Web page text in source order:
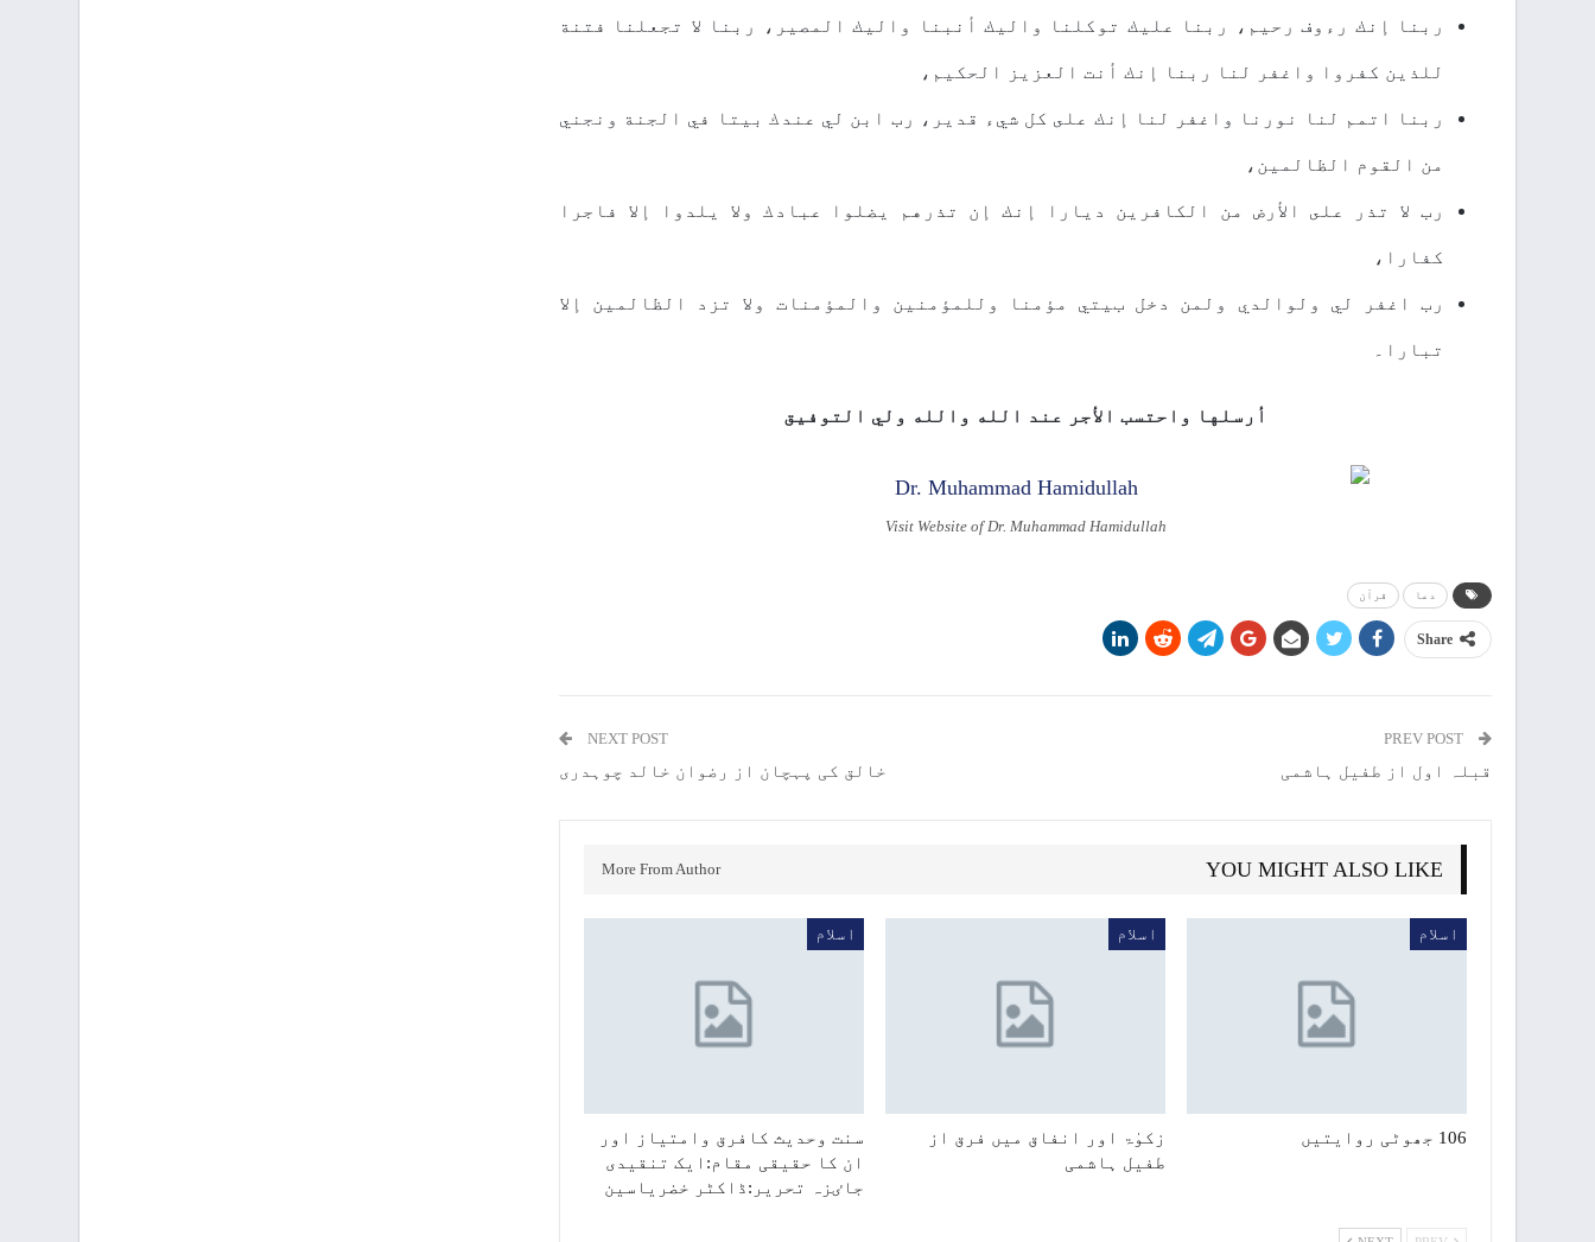
ﺭﺑﻨﺎ ﺇﻧﻚ ﺭﺀﻭﻑ ﺭﺣﻴﻢ، ﺭﺑﻨﺎ ﻋﻠﻴﻚ ﺗﻮﻛﻠﻨﺎ ﻭﺍﻟﻴﻚ ﺃﻧﺒﻨﺎ ﻭﺍﻟﻴﻚ ﺍﻟﻤﺼﻴﺮ، ﺭﺑﻨﺎ ﻻ ﺗﺠﻌﻠﻨﺎ ﻓﺘﻨﺔ
ﻟﻠﺬﻳﻦ ﻛﻔﺮﻭﺍ ﻭﺍﻏﻔﺮ ﻟﻨﺎ ﺭﺑﻨﺎ ﺇﻧﻚ ﺃﻧﺖ ﺍﻟﻌﺰﻳﺰ ﺍﻟﺤﻜﻴﻢ،
ﺭﺑﻨﺎ ﺍﺗﻤﻢ ﻟﻨﺎ ﻧﻮﺭﻧﺎ ﻭﺍﻏﻔﺮ ﻟﻨﺎ ﺇﻧﻚ ﻋﻠﻰ ﻛﻞ ﺷﻲﺀ ﻗﺪﻳﺮ، ﺭﺏ ﺍﺑﻦ ﻟﻲ ﻋﻨﺪﻙ ﺑﻴﺘﺎ ﻓﻲ ﺍﻟﺠﻨﺔ ﻭﻧﺠﻨﻲ
ﻣﻦ ﺍﻟﻘﻮﻡ ﺍﻟﻈﺎﻟﻤﻴﻦ،
ﺭﺏ ﻻ ﺗﺬﺭ ﻋﻠﻰ ﺍﻷﺭﺽ ﻣﻦ ﺍﻟﻜﺎﻓﺮﻳﻦ ﺩﻳﺎﺭﺍ ﺇﻧﻚ ﺇﻥ ﺗﺬﺭﻫﻢ ﻳﻀﻠﻮﺍ ﻋﺒﺎﺩﻙ ﻭﻻ ﻳﻠﺪﻭﺍ ﺇﻻ ﻓﺎﺟﺮﺍ
ﻛﻔﺎﺭﺍ،
ﺭﺏ ﺍﻏﻔﺮ ﻟﻲ ﻭﻟﻮﺍﻟﺪﻱ ﻭﻟﻤﻦ ﺩﺧﻞ بﻴﺘﻲ ﻣﺆﻣﻨﺎ ﻭﻟﻠﻤﺆﻣﻨﻴﻦ ﻭﺍﻟﻤﺆﻣﻨﺎﺕ ﻭﻻ ﺗﺰﺩ ﺍﻟﻈﺎﻟﻤﻴﻦ ﺇﻻ
ﺗﺒﺎﺭﺍ۔
ﺃﺭﺳﻠﻬﺎ ﻭﺍﺣﺘﺴﺐ ﺍﻷﺟﺮ ﻋﻨﺪ ﺍلله والله ولي التوفيق
Visit Website of Dr. Muhammad Hamidullah
دعا قرآن
Share
قبلہ اول از طفیل ہاشمی
NEXT POST
خالق کی پہچان از ﺭﺿﻮﺍﻥ ﺧﺎﻟﺪ ﭼﻮﮨﺪﺭﯼ
YOU MIGHT ALSO LIKE
More From Author
اسلام
106 جھوٹی روایتیں
اسلام
زکوٰۃ اور انفاق میں فرق از
طفیل ہاشمی
اسلام
سنت وحدیث کافرق وامتیاز اور
ان کا حقیقی مقام:ایک تنقیدی
جاٸزہ تحریر:ڈاکٹر خضریاسین